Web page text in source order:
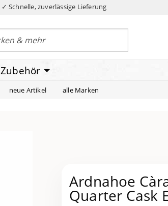
✓ Schnelle, zuverlässige Lieferung
Zubehör
neue Artikel alle Marken
Ardnahoe
Quarter Cask